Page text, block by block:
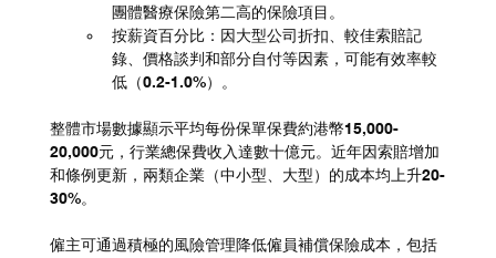
團體醫療保險第二高的保險項目。
按薪資百分比：因大型公司折扣、較佳索賠記
錄、價格談判和部分自付等因素，可能有效率較
低（0.2-1.0%）。
整體市場數據顯示平均每份保單保費約港幣15,000-
20,000元，行業總保費收入達數十億元。近年因索賠增加
和條例更新，兩類企業（中小型、大型）的成本均上升20-
30%。
僱主可通過積極的風險管理降低僱員補償保險成本，包括